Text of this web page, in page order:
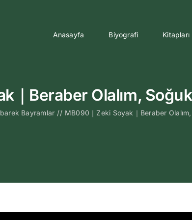
Anasayfa Biyografi Kitapları
｜Beraber Olalım,
Bayramlar // MB090｜Zeki Soyak｜Beraber